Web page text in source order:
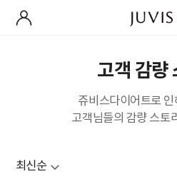
고객 감량
쥬비스다이어트로
고객님들의 감량 스토